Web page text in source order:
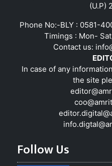
(U.P)
Phone No:-BLY : 0581-
Timings : Mon-
Contact us:
In case of any
the site
Follow Us